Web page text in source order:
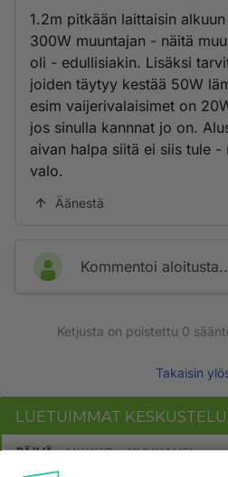
1.2m pitkään laittaisin
300W muuntajan - näitä
oli - edullisiakin. Lisäksi
joiden täytyy kestää 50W
esim vaijerivalaisimet on
jos sinulla kannnat jo on.
aivan halpa siitä ei siis tule -
valo.
Äänestä
Kommentoi
Ketjusta on poistettu 0
Takaisin
LUETUIMMAT
PÄIVÄ VIIKKO KUUKAUSI